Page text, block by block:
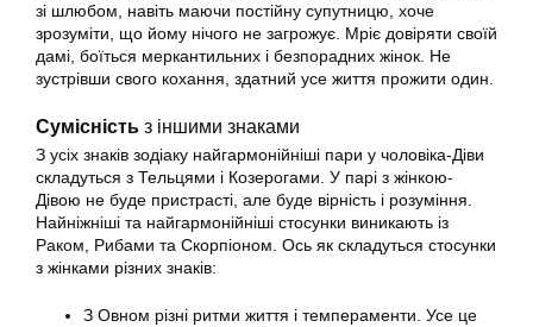
зі шлюбом, навіть маючи постійну супутницю, хоче
зрозуміти, що йому нічого не загрожує. Мріє довіряти своїй
дамі, боїться меркантильних і безпорадних жінок. Не
зустрівши свого кохання, здатний усе життя прожити один.
Сумісність з іншими знаками
З усіх знаків зодіаку найгармонійніші пари у чоловіка-Діви
складуться з Тельцями і Козерогами. У парі з жінкою-
Дівою не буде пристрасті, але буде вірність і розуміння.
Найніжніші та найгармонійніші стосунки виникають із
Раком, Рибами та Скорпіоном. Ось як складуться стосунки
з жінками різних знаків:
З Овном різні ритми життя і темпераменти. Усе це